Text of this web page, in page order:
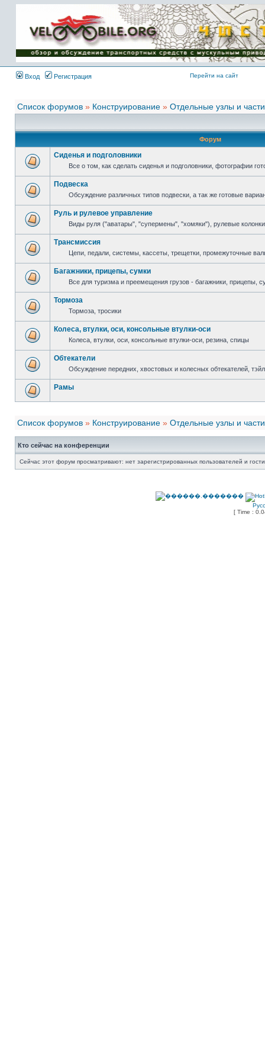
Имя пользователя:
Пароль:
{ LOG_ME_IN_SHORT
}
Вход
Регистрация Перейти на сайт
Список форумов » Конструирование » Отдельные узлы и
Форум
Сиденья и подголовники
Все о том, как сделать сиденья и подголовники, фотографии
Подвеска
Обсуждение различных типов подвески, а так же готовые
Руль и рулевое управление
Виды руля ("аватары", "супермены", "хомяки"), рулевые колонки
Трансмиссия
Цепи, педали, системы, кассеты, трещетки, промежуточные
Багажники, прицепы, сумки
Все для туризма и преемещения грузов - багажники, прицепы,
Тормоза
Тормоза, тросики
Колеса, втулки, оси, консольные втулки-оси
Колеса, втулки, оси, консольные втулки-оси, резина, спицы
Обтекатели
Обсуждение передних, хвостовых и колесных обтекателей,
Рамы
Список форумов » Конструирование » Отдельные узлы и
Кто сейчас на конференции
Сейчас этот форум просматривают: нет зарегистрированных пользователей и
[ Time :